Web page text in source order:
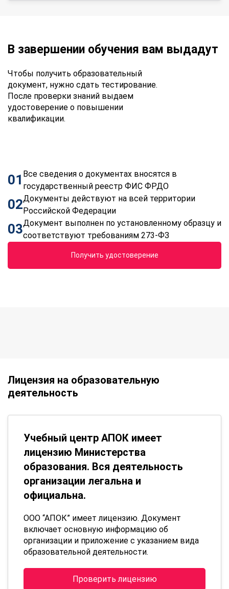
В завершении обучения вам выдадут
Чтобы получить образовательный
документ, нужно сдать тестирование.
После проверки знаний выдаем
удостоверение о повышении
квалификации.
01 Все сведения о документах вносятся в
государственный реестр ФИС ФРДО
02Документы действуют на всей территории
Российской Федерации
03Документ выполнен по установленному образцу и
соответствуют требованиям 273-ФЗ
Получить удостоверение
Лицензия на образовательную
деятельность
Учебный центр АПОК имеет
лицензию Министерства
образования. Вся деятельность
организации легальна и
официальна.
ООО “АПОК” имеет лицензию. Документ
включает основную информацию об
организации и приложение с указанием вида
образовательной деятельности.
Проверить лицензию